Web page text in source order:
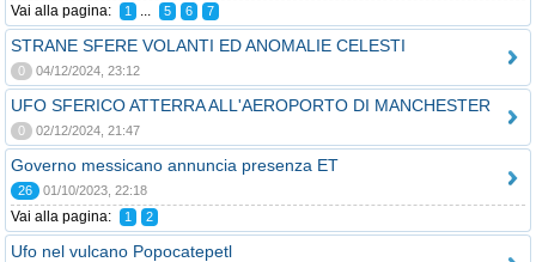
Vai alla pagina: 1 ... 5 6 7
STRANE SFERE VOLANTI ED ANOMALIE CELESTI
0 04/12/2024, 23:12
UFO SFERICO ATTERRA ALL'AEROPORTO DI MANCHESTER
0 02/12/2024, 21:47
Governo messicano annuncia presenza ET
26 01/10/2023, 22:18
Vai alla pagina: 1 2
Ufo nel vulcano Popocatepetl